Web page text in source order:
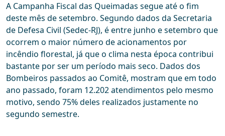
A Campanha Fiscal das Queimadas segue até o fim
deste mês de setembro. Segundo dados da Secretaria
de Defesa Civil (Sedec-RJ), é entre junho e setembro que
ocorrem o maior número de acionamentos por
incêndio florestal, já que o clima nesta época contribui
bastante por ser um período mais seco. Dados dos
Bombeiros passados ao Comitê, mostram que em todo
ano passado, foram 12.202 atendimentos pelo mesmo
motivo, sendo 75% deles realizados justamente no
segundo semestre.